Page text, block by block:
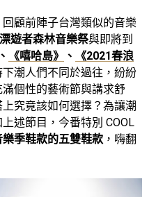
顧前陣子台灣類似的音樂
漂遊者森林音樂祭與即將到
、 《嘻哈島》 、 《2021春浪
潮人們不同於過往，紛紛
個性的藝術節與講求舒
究竟該如何選擇？為讓潮
述節目，今番特別 COOL
樂季鞋款的五雙鞋款 ，嗨翻